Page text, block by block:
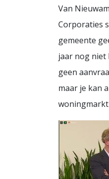
Van
Corporaties
gemeente
jaar nog niet
geen
maar je kan